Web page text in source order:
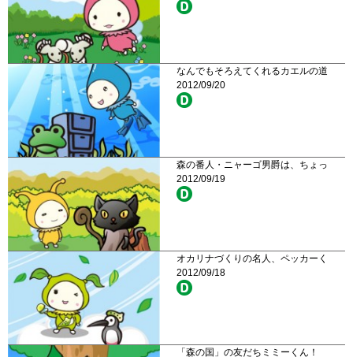
なんでもそろえてくれるカエルの道
2012/09/20
森の番人・ニャーゴ男爵は、ちょっ
2012/09/19
オカリナづくりの名人、ペッカーく
2012/09/18
「森の国」の友だちミミーくん！